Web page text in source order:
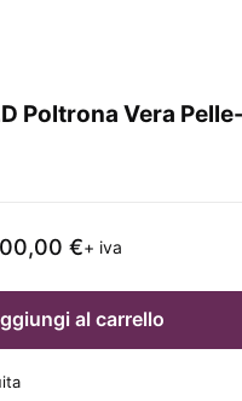
Poltrona Vera
€+ iva
al carrello